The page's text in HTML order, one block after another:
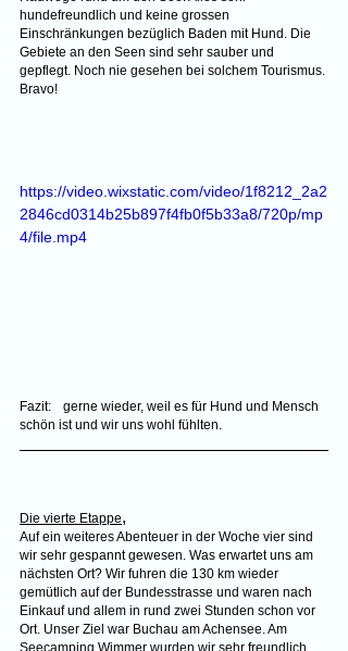
hundefreundlich und keine grossen
Einschränkungen bezüglich Baden mit Hund. Die
Gebiete an den Seen sind sehr sauber und
gepflegt. Noch nie gesehen bei solchem Tourismus.
Bravo!
https://video.wixstatic.com/video/1f8212_2a2
2846cd0314b25b897f4fb0f5b33a8/720p/mp
4/file.mp4
Fazit:	gerne wieder, weil es für Hund und Mensch
schön ist und wir uns wohl fühlten.
Die vierte Etappe,
Auf ein weiteres Abenteuer in der Woche vier sind
wir sehr gespannt gewesen. Was erwartet uns am
nächsten Ort? Wir fuhren die 130 km wieder
gemütlich auf der Bundesstrasse und waren nach
Einkauf und allem in rund zwei Stunden schon vor
Ort. Unser Ziel war Buchau am Achensee. Am